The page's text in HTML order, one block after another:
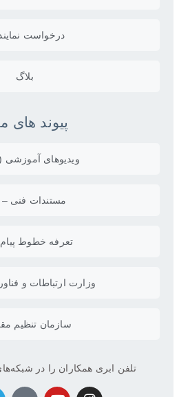
درخواست
بلاگ
پیوند های
ویدیو‌های آموزشی
مستندات فنی – API
تعرفه خطوط پیام
وزارت ارتباطات و
سازمان تنظیم
تلفن ابری همکاران را در